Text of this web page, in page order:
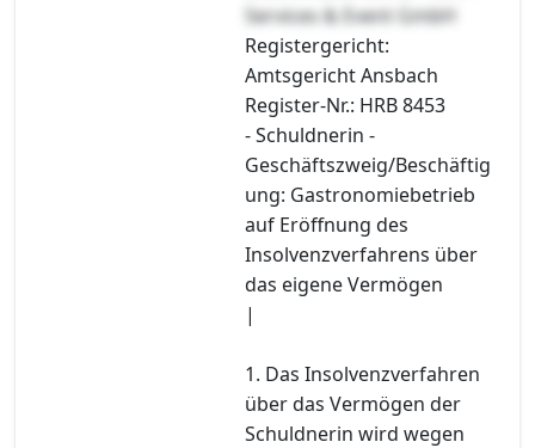
Services & Event GmbH
Registergericht:
Amtsgericht Ansbach
Register-Nr.: HRB 8453
- Schuldnerin -
Geschäftszweig/Beschäftig
ung: Gastronomiebetrieb
auf Eröffnung des
Insolvenzverfahrens über
das eigene Vermögen
|
1. Das Insolvenzverfahren
über das Vermögen der
Schuldnerin wird wegen